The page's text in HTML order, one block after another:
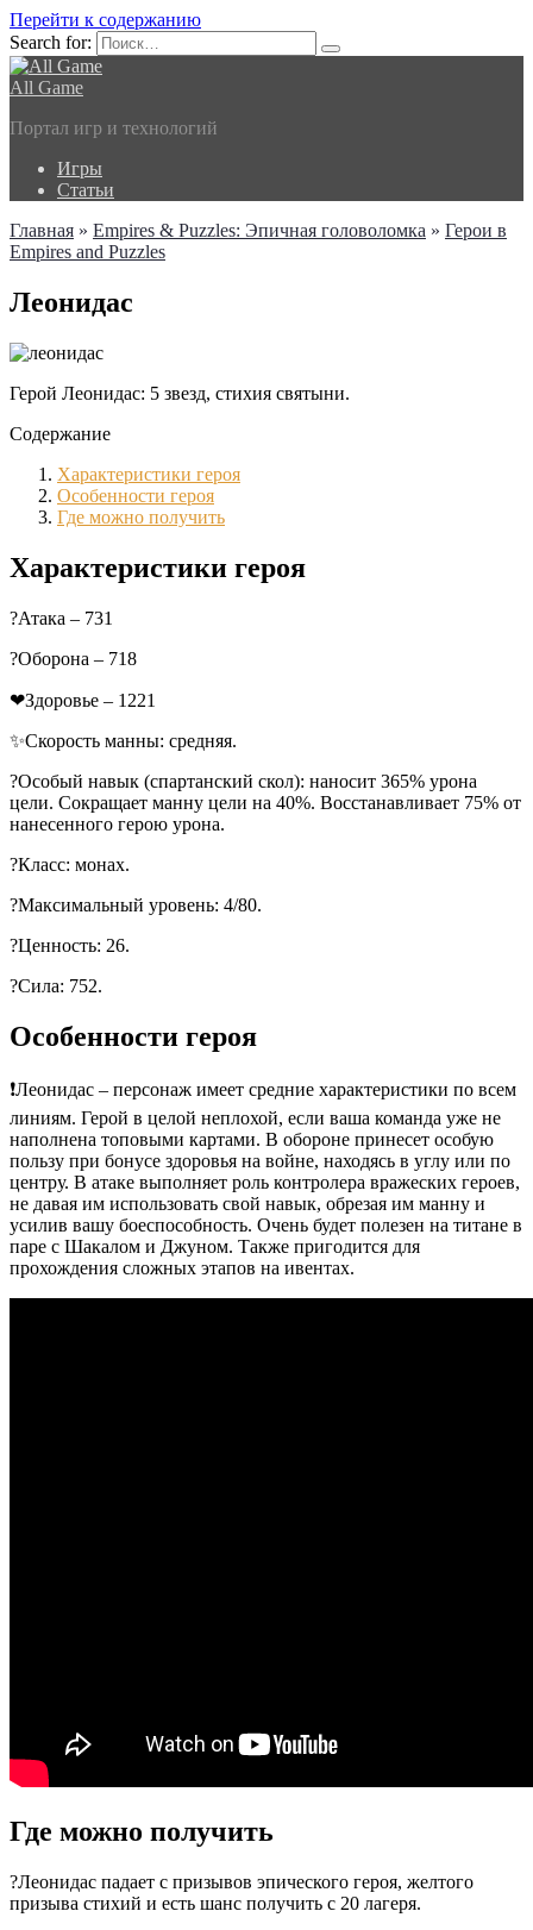
Перейти к содержанию
Search for:
All Game
Портал игр и технологий
Игры
Статьи
Главная » Empires & Puzzles: Эпичная головоломка » Герои в
Empires and Puzzles
Леонидас
Герой Леонидас: 5 звезд, стихия святыни.
Содержание
Характеристики героя
Особенности героя
Где можно получить
Характеристики героя
?Атака – 731
?Оборона – 718
❤Здоровье – 1221
✨Скорость манны: средняя.
?Особый навык (спартанский скол): наносит 365% урона
цели. Сокращает манну цели на 40%. Восстанавливает 75% от
нанесенного герою урона.
?Класс: монах.
?Максимальный уровень: 4/80.
?Ценность: 26.
?Сила: 752.
Особенности героя
❗Леонидас – персонаж имеет средние характеристики по всем
линиям. Герой в целой неплохой, если ваша команда уже не
наполнена топовыми картами. В обороне принесет особую
пользу при бонусе здоровья на войне, находясь в углу или по
центру. В атаке выполняет роль контролера вражеских героев,
не давая им использовать свой навык, обрезая им манну и
усилив вашу боеспособность. Очень будет полезен на титане в
паре с Шакалом и Джуном. Также пригодится для
прохождения сложных этапов на ивентах.
Где можно получить
?Леонидас падает с призывов эпического героя, желтого
призыва стихий и есть шанс получить с 20 лагеря.